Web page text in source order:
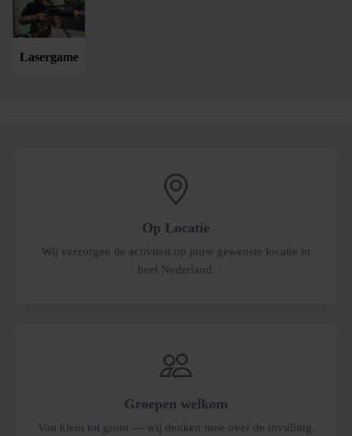
Lasergame
Op Locatie
Wij verzorgen de activiteit op jouw gewenste locatie in
heel Nederland.
Groepen welkom
Van klein tot groot — wij denken mee over de invulling.